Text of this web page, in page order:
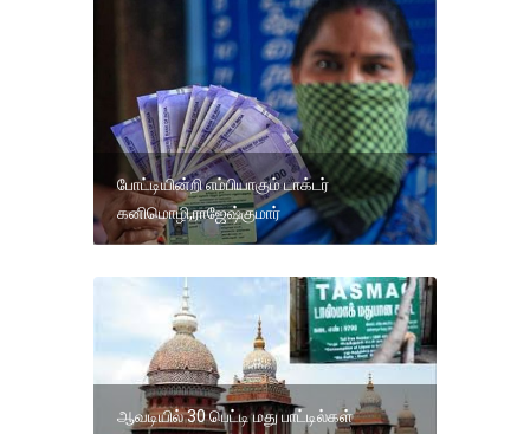
போட்டியின்றி எம்பியாகும் டாக்டர்
கனிமொழி,ராஜேஷ்குமார்
ஆவடியில் 30 பெட்டி மது பாட்டில்கள்